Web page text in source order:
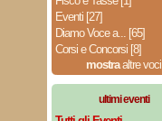
Eventi [27]
Diamo Voce a... [65]
Corsi e Concorsi [8]
mostraaltre voci
ultimi eventi